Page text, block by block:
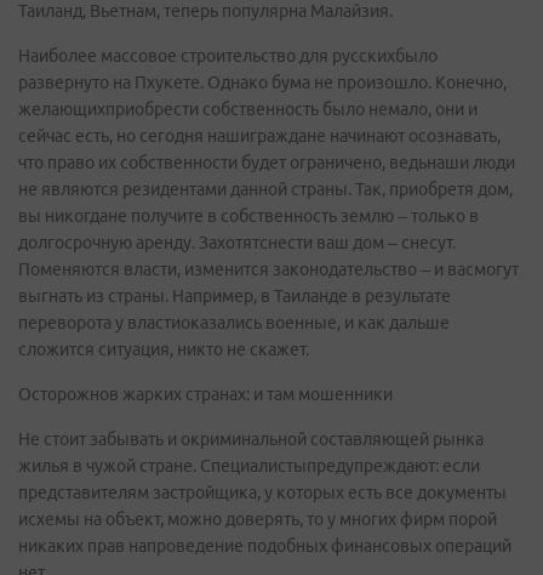
Таиланд, Вьетнам, теперь популярна Малайзия.
Наиболее массовое строительство для русскихбыло
развернуто на Пхукете. Однако бума не произошло. Конечно,
желающихприобрести собственность было немало, они и
сейчас есть, но сегодня нашиграждане начинают осознавать,
что право их собственности будет ограничено, ведьнаши люди
не являются резидентами данной страны. Так, приобретя дом,
вы никогдане получите в собственность землю – только в
долгосрочную аренду. Захотятснести ваш дом – снесут.
Поменяются власти, изменится законодательство – и васмогут
выгнать из страны. Например, в Таиланде в результате
переворота у властиоказались военные, и как дальше
сложится ситуация, никто не скажет.
Осторожнов жарких странах: и там мошенники
Не стоит забывать и окриминальной составляющей рынка
жилья в чужой стране. Специалистыпредупреждают: если
представителям застройщика, у которых есть все документы
исхемы на объект, можно доверять, то у многих фирм порой
никаких прав напроведение подобных финансовых операций